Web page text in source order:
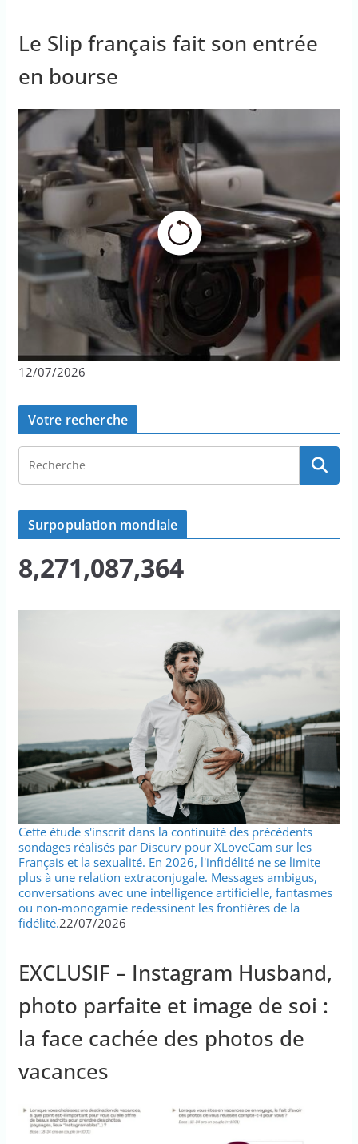
Le Slip français fait son entrée
en bourse
12/07/2026
Votre recherche
Surpopulation mondiale
8,271,087,364
Cette étude s'inscrit dans la continuité des précédents
sondages réalisés par Discurv pour XLoveCam sur les
Français et la sexualité. En 2026, l'infidélité ne se limite
plus à une relation extraconjugale. Messages ambigus,
conversations avec une intelligence artificielle, fantasmes
ou non-monogamie redessinent les frontières de la
fidélité.22/07/2026
EXCLUSIF – Instagram Husband,
photo parfaite et image de soi :
la face cachée des photos de
vacances